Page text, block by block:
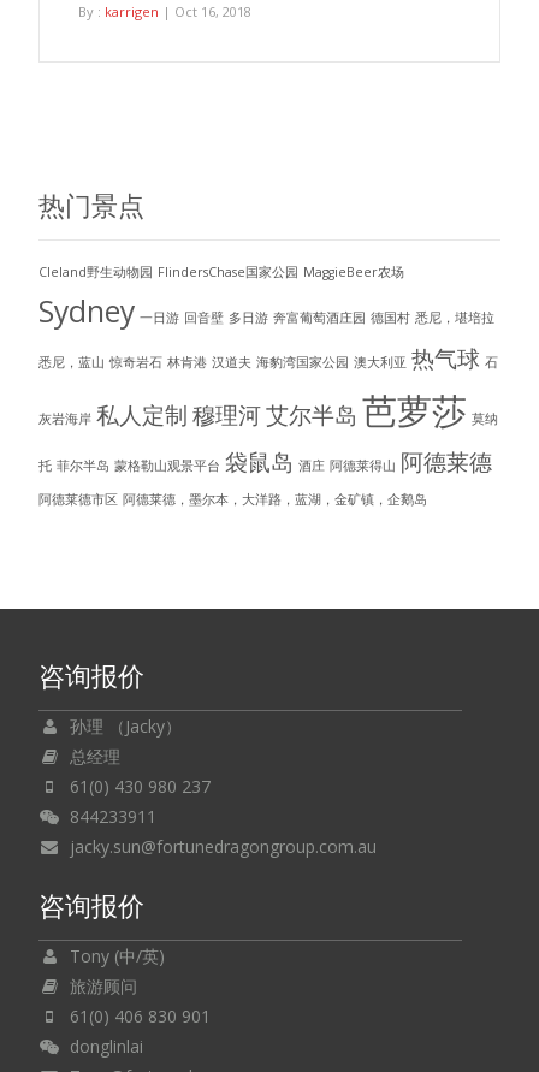
By : karrigen | Oct 16, 2018
热门景点
Cleland野生动物园 FlindersChase国家公园 MaggieBeer农场
Sydney 一日游 回音壁 多日游 奔富葡萄酒庄园 德国村 悉尼，堪培拉
悉尼，蓝山 惊奇岩石 林肯港 汉道夫 海豹湾国家公园 澳大利亚 热气球 石
灰岩海岸 私人定制穆理河艾尔半岛 芭萝莎 莫纳
托 菲尔半岛 蒙格勒山观景平台 袋鼠岛 酒庄 阿德莱得山 阿德莱德
阿德莱德市区 阿德莱德，墨尔本，大洋路，蓝湖，金矿镇，企鹅岛
咨询报价
孙理 （Jacky）
总经理
61(0) 430 980 237
844233911
jacky.sun@fortunedragongroup.com.au
咨询报价
Tony (中/英)
旅游顾问
61(0) 406 830 901
donglinlai